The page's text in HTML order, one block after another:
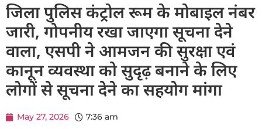
जिला पुलिस कंट्रोल रूम के मोबाइल नंबर
जारी, गोपनीय रखा जाएगा सूचना देने
वाला, एसपी ने आमजन की सुरक्षा एवं
कानून व्यवस्था को सुदृढ़ बनाने के लिए
लोगों से सूचना देने का सहयोग मांगा
May 27, 2026 7:36 am